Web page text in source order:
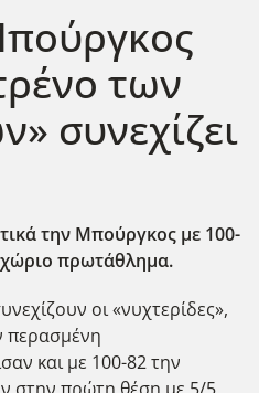
των
συνεχίζει
την Μπούργκος με 100-
πρωτάθλημα.
οι «νυχτερίδες»,
περασμένη
και με 100-82 την